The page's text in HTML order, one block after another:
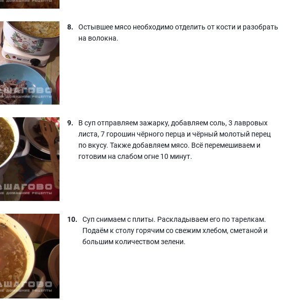
Остывшее мясо необходимо отделить от кости и разобрать
на волокна.
В суп отправляем зажарку, добавляем соль, 3 лавровых
листа, 7 горошин чёрного перца и чёрный молотый перец
по вкусу. Также добавляем мясо. Всё перемешиваем и
готовим на слабом огне 10 минут.
Суп снимаем с плиты. Раскладываем его по тарелкам.
Подаём к столу горячим со свежим хлебом, сметаной и
большим количеством зелени.